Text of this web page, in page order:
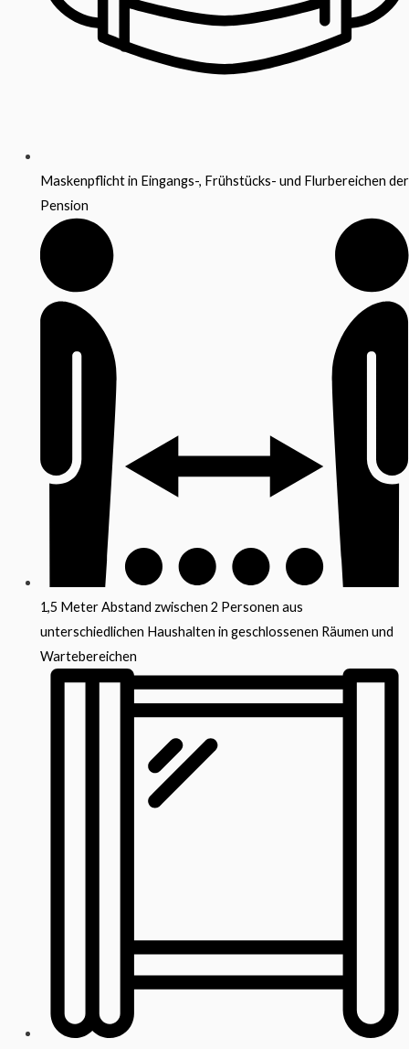
Maskenpflicht in Eingangs-, Frühstücks- und Flurbereichen der
Pension
1,5 Meter Abstand zwischen 2 Personen aus
unterschiedlichen Haushalten in geschlossenen Räumen und
Wartebereichen